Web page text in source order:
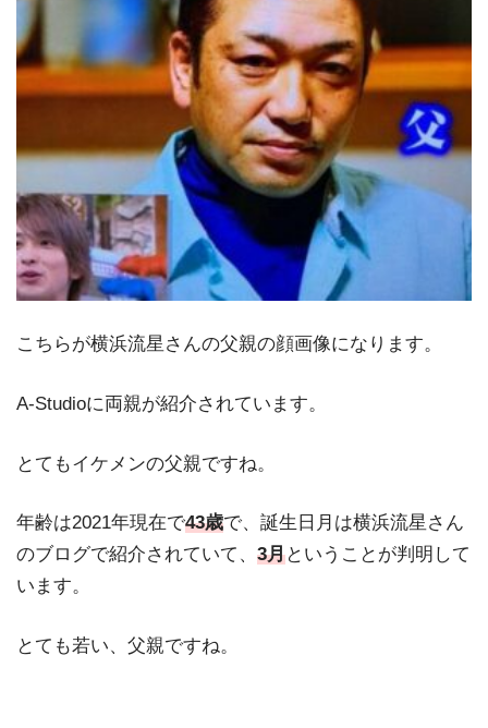
こちらが横浜流星さんの父親の顔画像になります。
A-Studioに両親が紹介されています。
とてもイケメンの父親ですね。
年齢は2021年現在で43歳で、誕生日月は横浜流星さん
のブログで紹介されていて、 3月ということが判明して
います。
とても若い、父親ですね。